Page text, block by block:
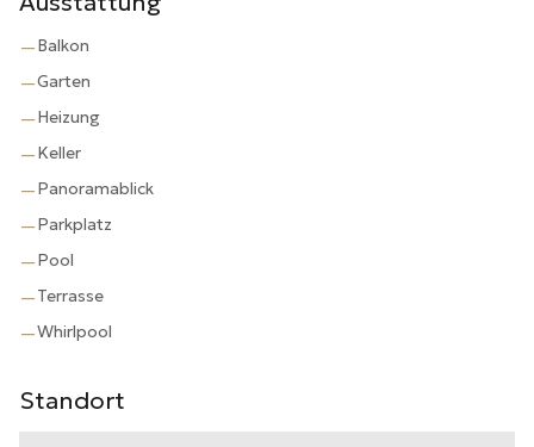
—Balkon
—Garten
—Heizung
—Keller
—Panoramablick
—Parkplatz
—Pool
—Terrasse
—Whirlpool
Standort